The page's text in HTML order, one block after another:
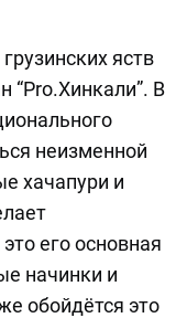
яств
В
неизменной
хачапури и
его основная
начинки и
обойдётся это